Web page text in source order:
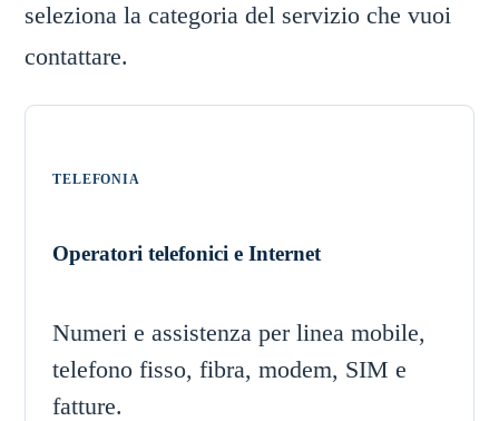
seleziona la categoria del servizio che vuoi
contattare.
TELEFONIA
Operatori telefonici e Internet
Numeri e assistenza per linea mobile,
telefono fisso, fibra, modem, SIM e
fatture.